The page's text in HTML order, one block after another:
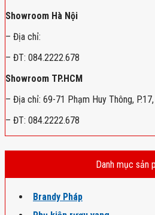
Showroom Hà Nội
– Địa chỉ:
– ĐT: 084.2222.678
Showroom TP.HCM
– Địa chỉ: 69-71 Phạm Huy Thông,
– ĐT: 084.2222.678
Danh mục sản
Brandy Pháp